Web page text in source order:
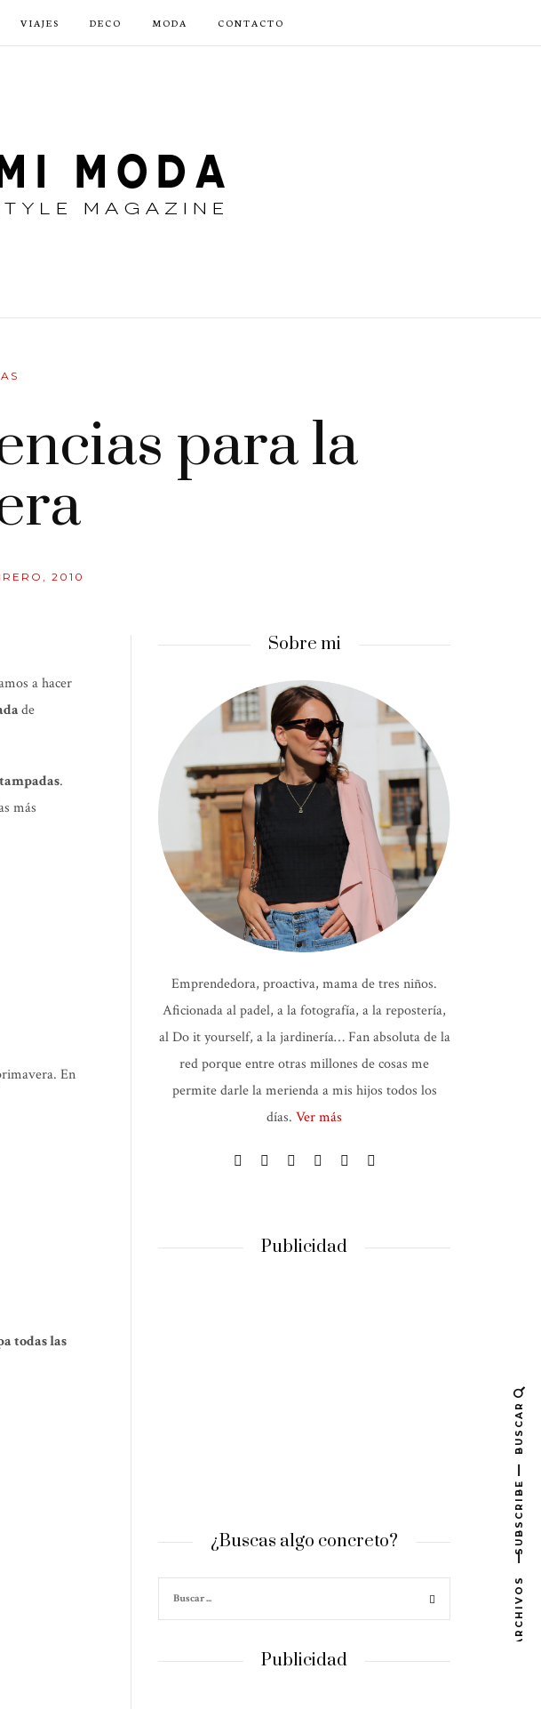
VIAJES DECO MODA CONTACTO
para la
2010
a hacer
de
.
más
En
todas las
Sobre mi
Emprendedora, proactiva, mama de tres niños.
Aficionada al padel, a la fotografía, a la repostería,
al Do it yourself, a la jardinería… Fan absoluta de la
red porque entre otras millones de cosas me
permite darle la merienda a mis hijos todos los
días. Ver más
Publicidad
¿Buscas algo concreto?
Publicidad
BUSCAR
SUBSCRIBE
ARCHIVOS